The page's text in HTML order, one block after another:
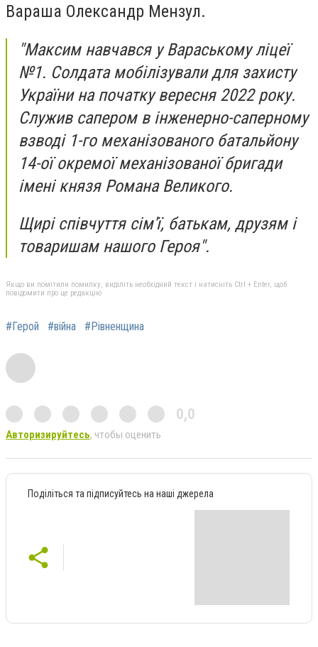
Вараша Олександр Мензул.
"Максим навчався у Вараському ліцеї
№1. Солдата мобілізували для захисту
України на початку вересня 2022 року.
Служив сапером в інженерно-саперному
взводі 1-го механізованого батальйону
14-ої окремої механізованої бригади
імені князя Романа Великого.
Щирі співчуття сім'ї, батькам, друзям і
товаришам нашого Героя".
Якщо ви помітили помилку, виділіть необхідний текст і натисніть Ctrl + Enter, щоб
повідомити про це редакцію
#Герой #війна #Рівненщина
0,0
Авторизируйтесь, чтобы оценить
Поділіться та підписуйтесь на наші джерела